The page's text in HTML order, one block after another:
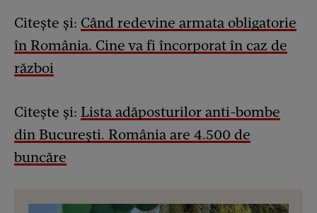
Citește și: Când redevine armata obligatorie
în România. Cine va fi încorporat în caz de
război
Citește și: Lista adăposturilor anti-bombe
din București. România are 4.500 de
buncăre